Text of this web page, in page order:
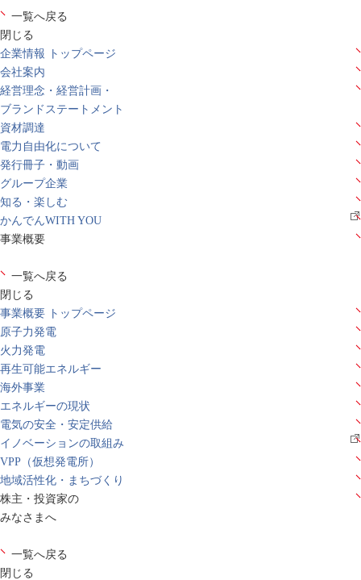
一覧へ戻る
閉じる
企業情報 トップページ
会社案内
経営理念・経営計画・
ブランドステートメント
資材調達
電力自由化について
発行冊子・動画
グループ企業
知る・楽しむ
かんでんWITH YOU
事業概要
一覧へ戻る
閉じる
事業概要 トップページ
原子力発電
火力発電
再生可能エネルギー
海外事業
エネルギーの現状
電気の安全・安定供給
イノベーションの取組み
VPP（仮想発電所）
地域活性化・まちづくり
株主・投資家の
みなさまへ
一覧へ戻る
閉じる